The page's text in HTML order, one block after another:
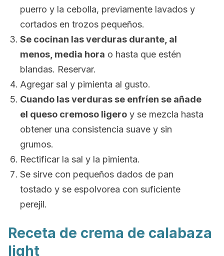
puerro y la cebolla, previamente lavados y
cortados en trozos pequeños.
Se cocinan las verduras durante, al
menos, media hora o hasta que estén
blandas. Reservar.
Agregar sal y pimienta al gusto.
Cuando las verduras se enfríen se añade
el queso cremoso ligero y se mezcla hasta
obtener una consistencia suave y sin
grumos.
Rectificar la sal y la pimienta.
Se sirve con pequeños dados de pan
tostado y se espolvorea con suficiente
perejil.
Receta de crema de calabaza
light